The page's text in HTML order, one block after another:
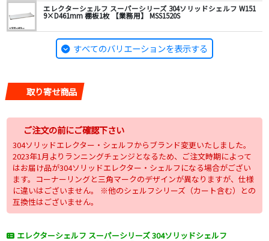
エレクターシェルフ スーパーシリーズ 304ソリッドシェルフ W151
9×D461mm 棚板1枚 【業務用】 MSS1520S
すべてのバリエーションを表示する
取り寄せ商品
ご注文の前にご確認下さい
304ソリッドエレクター・シェルフからブランド変更いたしました。
2023年1月よりランニングチェンジとなるため、ご注文時期によって
はお届け品が304ソリッドエレクター・シェルフになる場合がござい
ます。コーナーリングと三角マークのデザインが異なりますが、仕様
に違いはございません。 ※他のシェルフシリーズ（カート含む）との
互換性はございません。
エレクターシェルフ スーパーシリーズ 304ソリッドシェルフ